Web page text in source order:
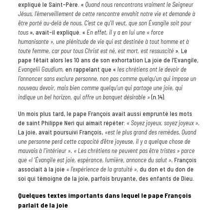
expliqué le Saint-Père. «Quand nous rencontrons vraiment le Seigneur
Jésus, l’émerveillement de cette rencontre envahit notre vie et demande à
être porté au-delà de nous. C’est ce qu’Il veut, que son Évangile soit pour
tous», avait-il expliqué. « En effet, il y a en lui une « force
humanisante », une plénitude de vie qui est destinée à tout homme et à
toute femme, car pour tous Christ est né, est mort, est ressuscité ». Le
pape fêtait alors les 10 ans de son exhortation La joie de l’Evangile,
Evangelii Gaudium, en rappelant que «les chrétiens ont le devoir de
l’annoncer sans exclure personne, non pas comme quelqu’un qui impose un
nouveau devoir, mais bien comme quelqu’un qui partage une joie, qui
indique un bel horizon, qui offre un banquet désirable »(n.14).
Un mois plus tard, le pape François avait aussi emprunté les mots
de saint Philippe Neri qui aimait répéter: « Soyez joyeux, soyez joyeux ».
La joie, avait poursuivi François, «est le plus grand des remèdes. Quand
une personne perd cette capacité d’être joyeuse, il y a quelque chose de
mauvais à l’intérieur ». « Les chrétiens ne peuvent pas être tristes » parce
que «l ‘Évangile est joie, espérance, lumière, annonce du salut ». François
associait à la joie « l’expérience de la gratuité », du don et du don de
soi qui témoigne de la joie, parfois bruyante, des enfants de Dieu.
Quelques textes importants dans lequel le pape François
parlait de la joie